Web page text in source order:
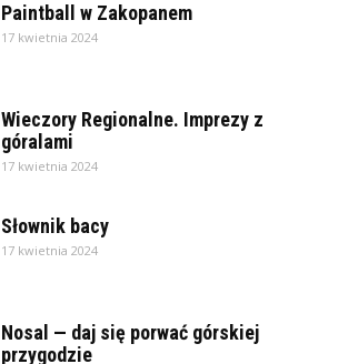
Paintball w Zakopanem
17 kwietnia 2024
Wieczory Regionalne. Imprezy z
góralami
17 kwietnia 2024
Słownik bacy
17 kwietnia 2024
Nosal — daj się porwać górskiej
przygodzie